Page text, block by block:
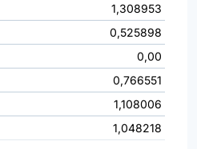
1,308953
0,525898
0,00
0,766551
1,108006
1,048218